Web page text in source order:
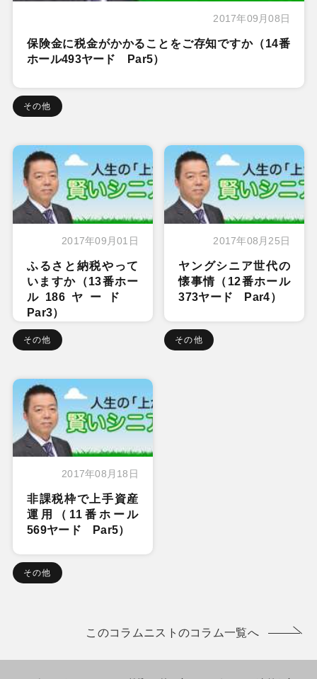
2017年09月08日
保険金に税金がかかることをご存知ですか（14番
ホール493ヤード Par5）
その他
2017年09月01日
ふるさと納税やって
いますか（13番ホー
ル186ヤード
Par3）
その他
2017年08月25日
ヤングシニア世代の
懐事情（12番ホール
373ヤード Par4）
その他
2017年08月18日
非課税枠で上手資産
運用（11番ホール
569ヤード Par5）
その他
このコラムニストのコラム一覧へ